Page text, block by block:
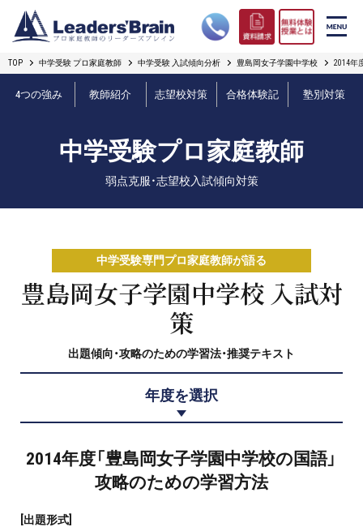
リーダーズブレインの強み
プロ教師紹介
無料体験授業とは
プロ家庭教師の英検®対策
費用について
お申込みの流れ
TOP 中学受験 プロ家庭教師 中学受験 入試傾向分析 豊島岡女子学園中学校 2014年
4つの強み 教師紹介 志望校対策 合格体験記 塾別対策
中学受験プロ家庭教師
弱点克服・志望校入試傾向対策
中学受験専門プロ家庭教師が語る
豊島岡女子学園中学校 入試対
策
出題傾向・攻略のための学習法・推奨テキスト
年度を選択
2014年度「豊島岡女子学園中学校の国語」
攻略のための学習方法
[出題形式]